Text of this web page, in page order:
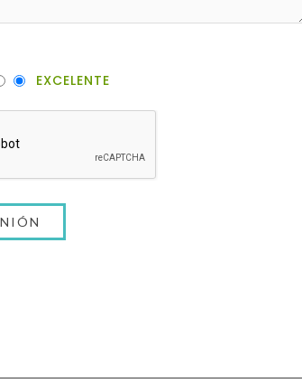
EXCELENTE